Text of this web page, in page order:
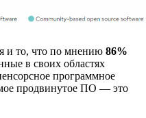
и то, что по мнению 86%
в своих областях
программное
продвинутое ПО — это